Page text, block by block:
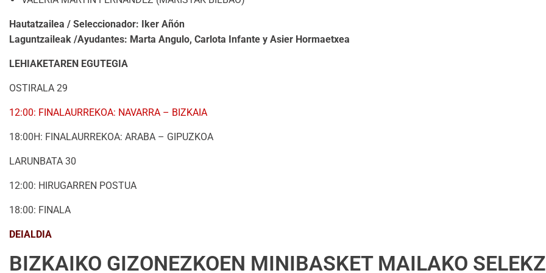
Hautatzailea / Seleccionador: Iker Añón
Laguntzaileak /Ayudantes: Marta Angulo, Carlota Infante y Asier Hormaetxea
LEHIAKETAREN EGUTEGIA
OSTIRALA 29
12:00: FINALAURREKOA: NAVARRA – BIZKAIA
18:00H: FINALAURREKOA: ARABA – GIPUZKOA
LARUNBATA 30
12:00: HIRUGARREN POSTUA
18:00: FINALA
DEIALDIA
BIZKAIKO GIZONEZKOEN MINIBASKET MAILAKO